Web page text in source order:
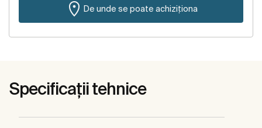
De unde se poate achiziționa
Specificații tehnice